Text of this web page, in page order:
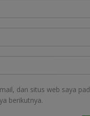
dan situs web saya
berikutnya.